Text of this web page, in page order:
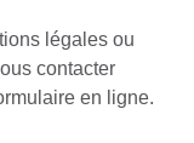
légales ou
contacter
en ligne.